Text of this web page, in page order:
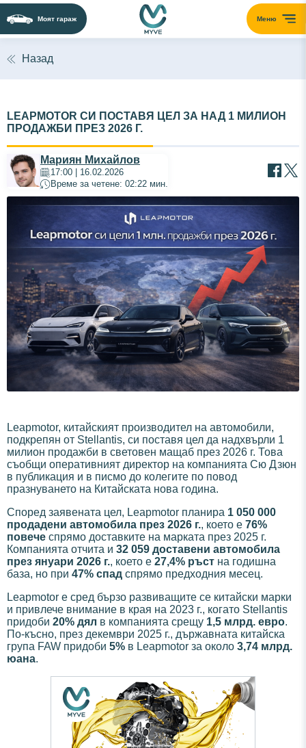
Меню
Моят гараж
Назад
LEAPMOTOR СИ ПОСТАВЯ ЦЕЛ ЗА НАД 1 МИЛИОН
ПРОДАЖБИ ПРЕЗ 2026 Г.
Мариян Михайлов
17:00 | 16.02.2026
Време за четене: 02:22 мин.
Leapmotor, китайският производител на автомобили,
подкрепян от Stellantis, си поставя цел да надхвърли 1
милион продажби в световен мащаб през 2026 г. Това
съобщи оперативният директор на компанията Сю Дзюн
в публикация и в писмо до колегите по повод
празнуването на Китайската нова година.
Според заявената цел, Leapmotor планира 1 050 000
продадени автомобила през 2026 г., което е 76%
повече спрямо доставките на марката през 2025 г.
Компанията отчита и 32 059 доставени автомобила
през януари 2026 г., което е 27,4% ръст на годишна
база, но при 47% спад спрямо предходния месец.
Leapmotor е сред бързо развиващите се китайски марки
и привлече внимание в края на 2023 г., когато Stellantis
придоби 20% дял в компанията срещу 1,5 млрд. евро.
По-късно, през декември 2025 г., държавната китайска
група FAW придоби 5% в Leapmotor за около 3,74 млрд.
юана.